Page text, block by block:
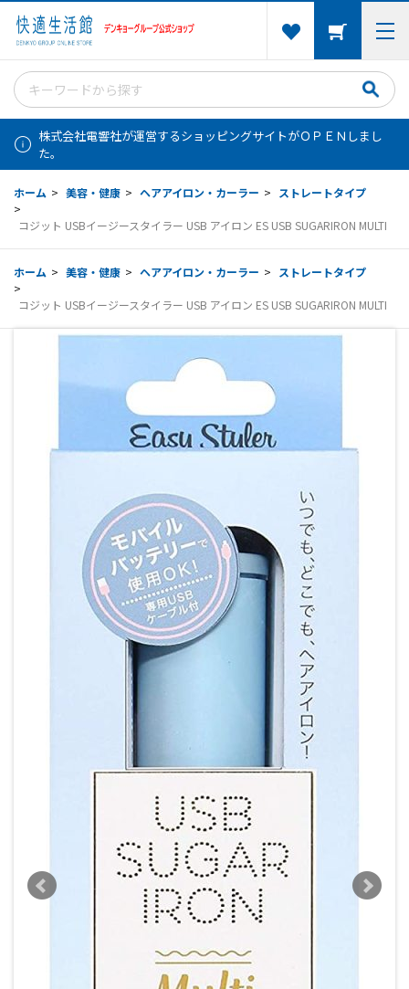
株式会社電響社が運営するショッピングサイトがＯＰＥＮしまし
た。
ホーム > 美容・健康 > ヘアアイロン・カーラー >
ストレートタイプ
>
コジット USBイージースタイラー USB アイロン ES USB SUGARIRON MULTI
ホーム > 美容・健康 > ヘアアイロン・カーラー >
ストレートタイプ
>
コジット USBイージースタイラー USB アイロン ES USB SUGARIRON MULTI